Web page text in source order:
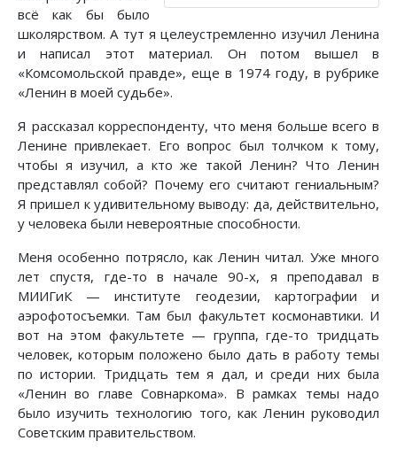
всё как бы было
школярством. А тут я целеустремленно изучил Ленина
и написал этот материал. Он потом вышел в
«Комсомольской правде», еще в 1974 году, в рубрике
«Ленин в моей судьбе».
Я рассказал корреспонденту, что меня больше всего в
Ленине привлекает. Его вопрос был толчком к тому,
чтобы я изучил, а кто же такой Ленин? Что Ленин
представлял собой? Почему его считают гениальным?
Я пришел к удивительному выводу: да, действительно,
у человека были невероятные способности.
Меня особенно потрясло, как Ленин читал. Уже много
лет спустя, где-то в начале 90-х, я преподавал в
МИИГиК — институте геодезии, картографии и
аэрофотосъемки. Там был факультет космонавтики. И
вот на этом факультете — группа, где-то тридцать
человек, которым положено было дать в работу темы
по истории. Тридцать тем я дал, и среди них была
«Ленин во главе Совнаркома». В рамках темы надо
было изучить технологию того, как Ленин руководил
Советским правительством.